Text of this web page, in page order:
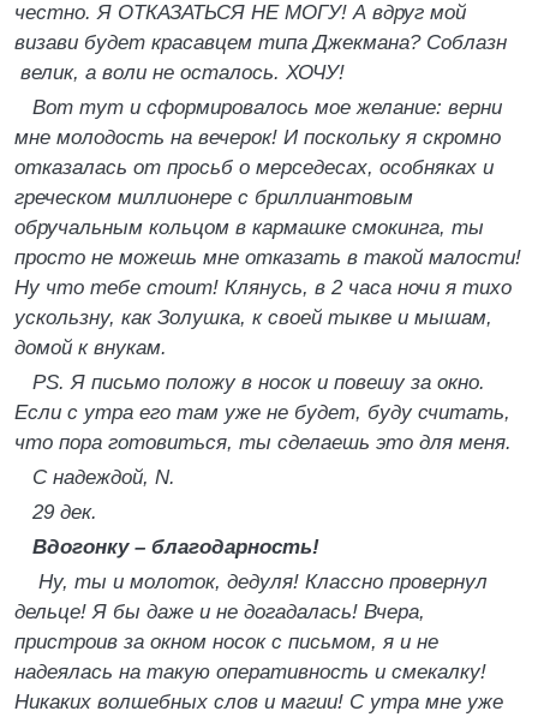
честно. Я ОТКАЗАТЬСЯ НЕ МОГУ! А вдруг мой
визави будет красавцем типа Джекмана? Соблазн
велик, а воли не осталось. ХОЧУ!
Вот тут и сформировалось мое желание: верни
мне молодость на вечерок! И поскольку я скромно
отказалась от просьб о мерседесах, особняках и
греческом миллионере с бриллиантовым
обручальным кольцом в кармашке смокинга, ты
просто не можешь мне отказать в такой малости!
Ну что тебе стоит! Клянусь, в 2 часа ночи я тихо
ускользну, как Золушка, к своей тыкве и мышам,
домой к внукам.
PS. Я письмо положу в носок и повешу за окно.
Если с утра его там уже не будет, буду считать,
что пора готовиться, ты сделаешь это для меня.
С надеждой, N.
29 дек.
Вдогонку – благодарность!
Ну, ты и молоток, дедуля! Классно провернул
дельце! Я бы даже и не догадалась! Вчера,
пристроив за окном носок с письмом, я и не
надеялась на такую оперативность и смекалку!
Никаких волшебных слов и магии! С утра мне уже